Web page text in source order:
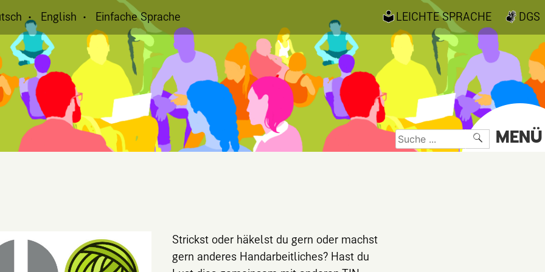
English Einfache Sprache DGS
LEICHTE SPRACHE
Suche
nach:
MENÜ
Strickst oder häkelst du gern oder machst
gern anderes Handarbeitliches? Hast du